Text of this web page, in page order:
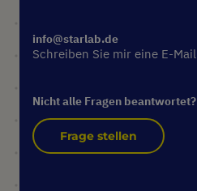
info@starlab.de
Schreiben Sie mir eine E-Mail
Nicht alle Fragen beantwortet?
Frage stellen